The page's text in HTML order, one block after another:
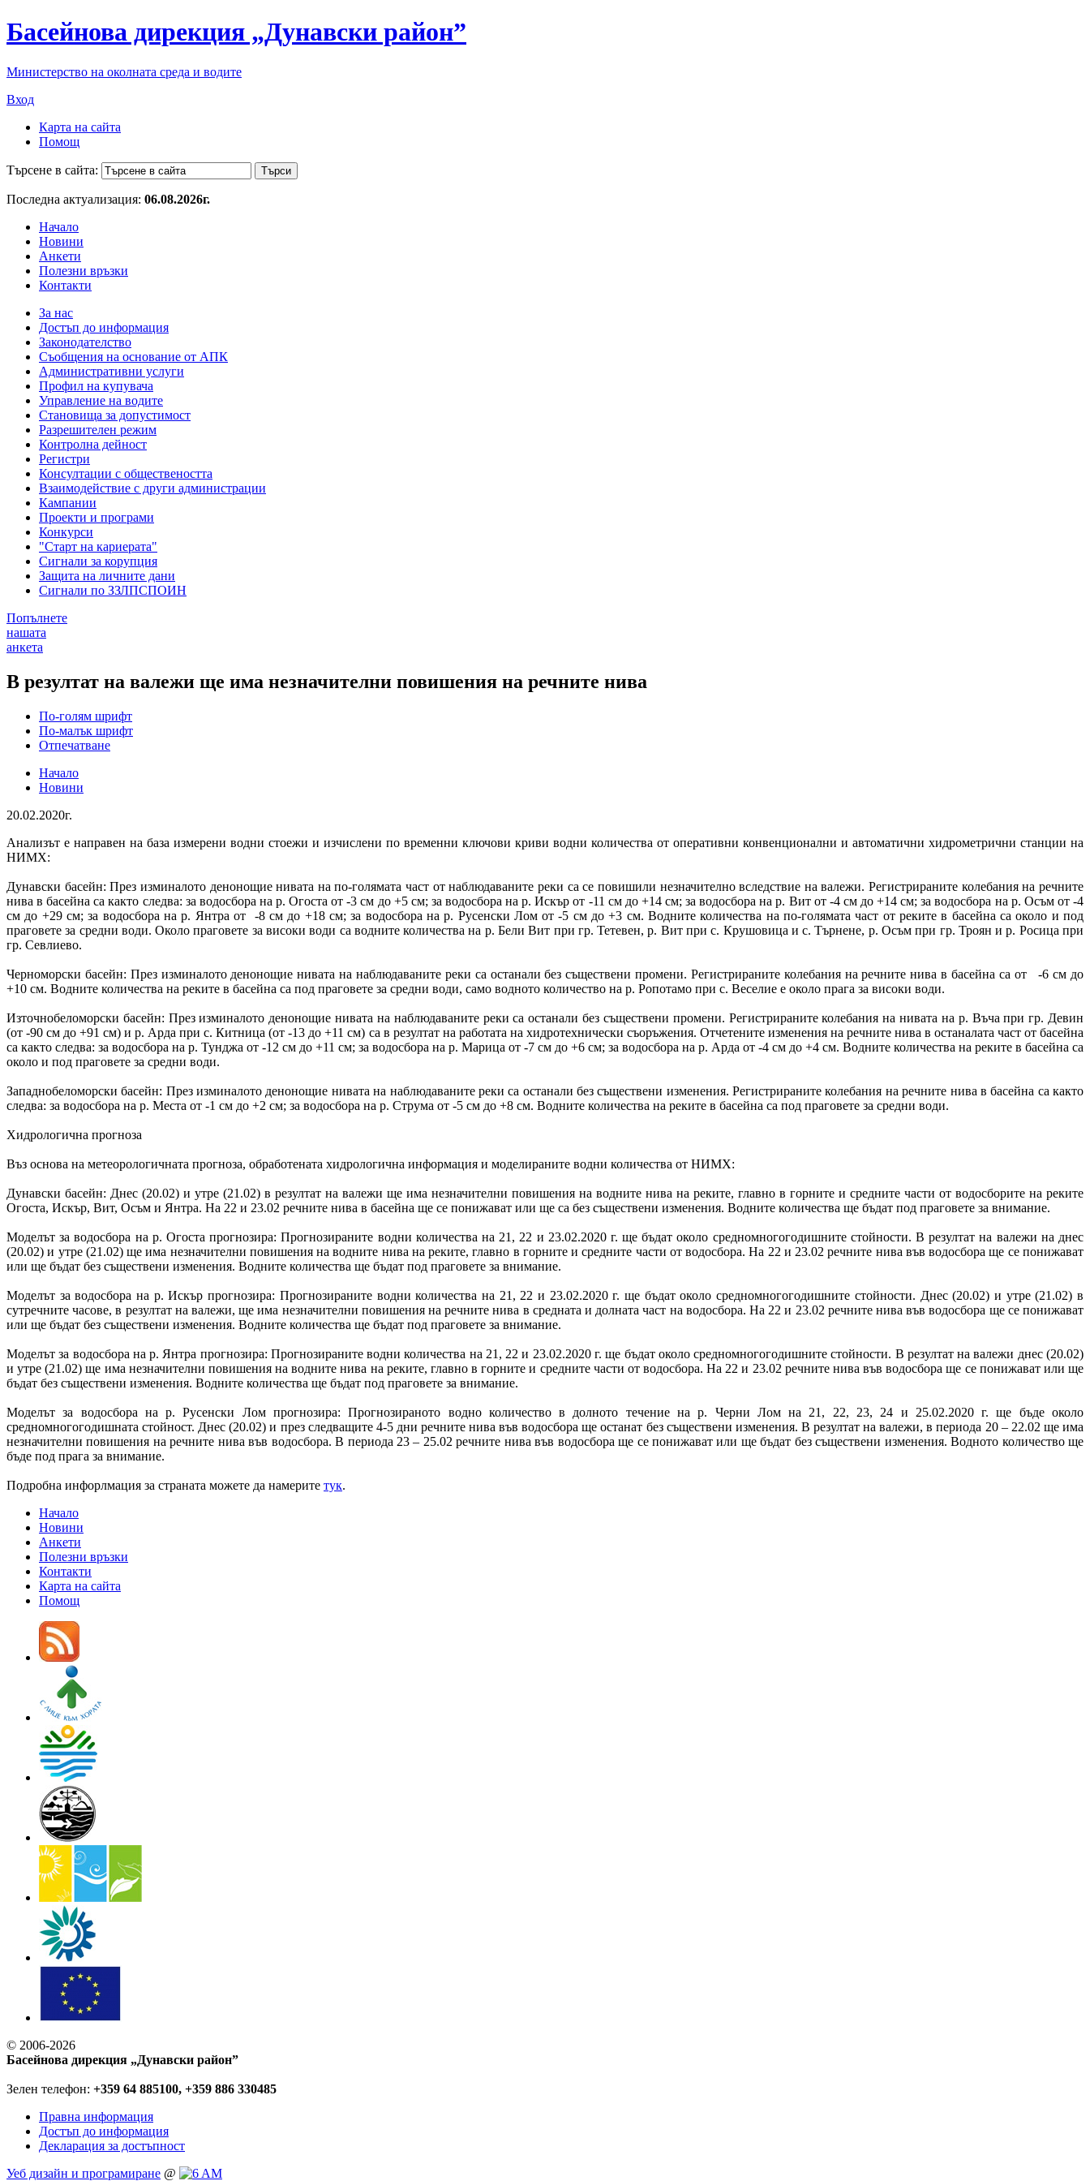
Басейнова дирекция „Дунавски район”
Министерство на околната среда и водите
Вход
Карта на сайта
Помощ
Търсене в сайта:
Последна актуализация: 06.08.2026г.
Начало
Новини
Анкети
Полезни връзки
Контакти
За нас
Достъп до информация
Законодателство
Съобщения на основание от АПК
Административни услуги
Профил на купувача
Управление на водите
Становища за допустимост
Разрешителен режим
Контролна дейност
Регистри
Консултации с обществеността
Взаимодействие с други администрации
Кампании
Проекти и програми
Конкурси
"Старт на кариерата"
Сигнали за корупция
Защита на личните дани
Сигнали по ЗЗЛПСПОИН
Попълнете
нашата
анкета
В резултат на валежи ще има незначителни повишения на речните нива
По-голям шрифт
По-малък шрифт
Отпечатване
Начало
Новини
20.02.2020г.
Анализът е направен на база измерени водни стоежи и изчислени по временни ключови криви водни количества от оперативни конвенционални и автоматични хидрометрични станции на
НИМХ:
Дунавски басейн: През изминалото денонощие нивата на по-голямата част от наблюдаваните реки са се повишили незначително вследствие на валежи. Регистрираните колебания на речните
нива в басейна са както следва: за водосбора на р. Огоста от -3 см до +5 см; за водосбора на р. Искър от -11 см до +14 см; за водосбора на р. Вит от -4 см до +14 см; за водосбора на р. Осъм от -4
см до +29 см; за водосбора на р. Янтра от -8 см до +18 см; за водосбора на р. Русенски Лом от -5 см до +3 см. Водните количества на по-голямата част от реките в басейна са около и под
праговете за средни води. Около праговете за високи води са водните количества на р. Бели Вит при гр. Тетевен, р. Вит при с. Крушовица и с. Търнене, р. Осъм при гр. Троян и р. Росица при
гр. Севлиево.
Черноморски басейн: През изминалото денонощие нивата на наблюдаваните реки са останали без съществени промени. Регистрираните колебания на речните нива в басейна са от -6 см до
+10 см. Водните количества на реките в басейна са под праговете за средни води, само водното количество на р. Ропотамо при с. Веселие е около прага за високи води.
Източнобеломорски басейн: През изминалото денонощие нивата на наблюдаваните реки са останали без съществени промени. Регистрираните колебания на нивата на р. Въча при гр. Девин
(от -90 см до +91 см) и р. Арда при с. Китница (от -13 до +11 см) са в резултат на работата на хидротехнически съоръжения. Отчетените изменения на речните нива в останалата част от басейна
са както следва: за водосбора на р. Тунджа от -12 см до +11 см; за водосбора на р. Марица от -7 см до +6 см; за водосбора на р. Арда от -4 см до +4 см. Водните количества на реките в басейна са
около и под праговете за средни води.
Западнобеломорски басейн: През изминалото денонощие нивата на наблюдаваните реки са останали без съществени изменения. Регистрираните колебания на речните нива в басейна са както
следва: за водосбора на р. Места от -1 см до +2 см; за водосбора на р. Струма от -5 см до +8 см. Водните количества на реките в басейна са под праговете за средни води.
Хидрологична прогноза
Въз основа на метеорологичната прогноза, обработената хидрологична информация и моделираните водни количества от НИМХ:
Дунавски басейн: Днес (20.02) и утре (21.02) в резултат на валежи ще има незначителни повишения на водните нива на реките, главно в горните и средните части от водосборите на реките
Огоста, Искър, Вит, Осъм и Янтра. На 22 и 23.02 речните нива в басейна ще се понижават или ще са без съществени изменения. Водните количества ще бъдат под праговете за внимание.
Моделът за водосбора на р. Огоста прогнозира: Прогнозираните водни количества на 21, 22 и 23.02.2020 г. ще бъдат около средномногогодишните стойности. В резултат на валежи на днес
(20.02) и утре (21.02) ще има незначителни повишения на водните нива на реките, главно в горните и средните части от водосбора. На 22 и 23.02 речните нива във водосбора ще се понижават
или ще бъдат без съществени изменения. Водните количества ще бъдат под праговете за внимание.
Моделът за водосбора на р. Искър прогнозира: Прогнозираните водни количества на 21, 22 и 23.02.2020 г. ще бъдат около средномногогодишните стойности. Днес (20.02) и утре (21.02) в
сутречните часове, в резултат на валежи, ще има незначителни повишения на речните нива в средната и долната част на водосбора. На 22 и 23.02 речните нива във водосбора ще се понижават
или ще бъдат без съществени изменения. Водните количества ще бъдат под праговете за внимание.
Моделът за водосбора на р. Янтра прогнозира: Прогнозираните водни количества на 21, 22 и 23.02.2020 г. ще бъдат около средномногогодишните стойности. В резултат на валежи днес (20.02)
и утре (21.02) ще има незначителни повишения на водните нива на реките, главно в горните и средните части от водосбора. На 22 и 23.02 речните нива във водосбора ще се понижават или ще
бъдат без съществени изменения. Водните количества ще бъдат под праговете за внимание.
Моделът за водосбора на р. Русенски Лом прогнозира: Прогнозираното водно количество в долното течение на р. Черни Лом на 21, 22, 23, 24 и 25.02.2020 г. ще бъде около
средномногогодишната стойност. Днес (20.02) и през следващите 4-5 дни речните нива във водосбора ще останат без съществени изменения. В резултат на валежи, в периода 20 – 22.02 ще има
незначителни повишения на речните нива във водосбора. В периода 23 – 25.02 речните нива във водосбора ще се понижават или ще бъдат без съществени изменения. Водното количество ще
бъде под прага за внимание.
Подробна инфорлмация за страната можете да намерите тук.
Начало
Новини
Анкети
Полезни връзки
Контакти
Карта на сайта
Помощ
© 2006-2026
Басейнова дирекция „Дунавски район”
Зелен телефон: +359 64 885100, +359 886 330485
Правна информация
Достъп до информация
Декларация за достъпност
Уеб дизайн и програмиране @